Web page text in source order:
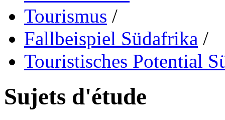
Tourismus /
Fallbeispiel Südafrika /
Touristisches Potential
Sujets d'étude